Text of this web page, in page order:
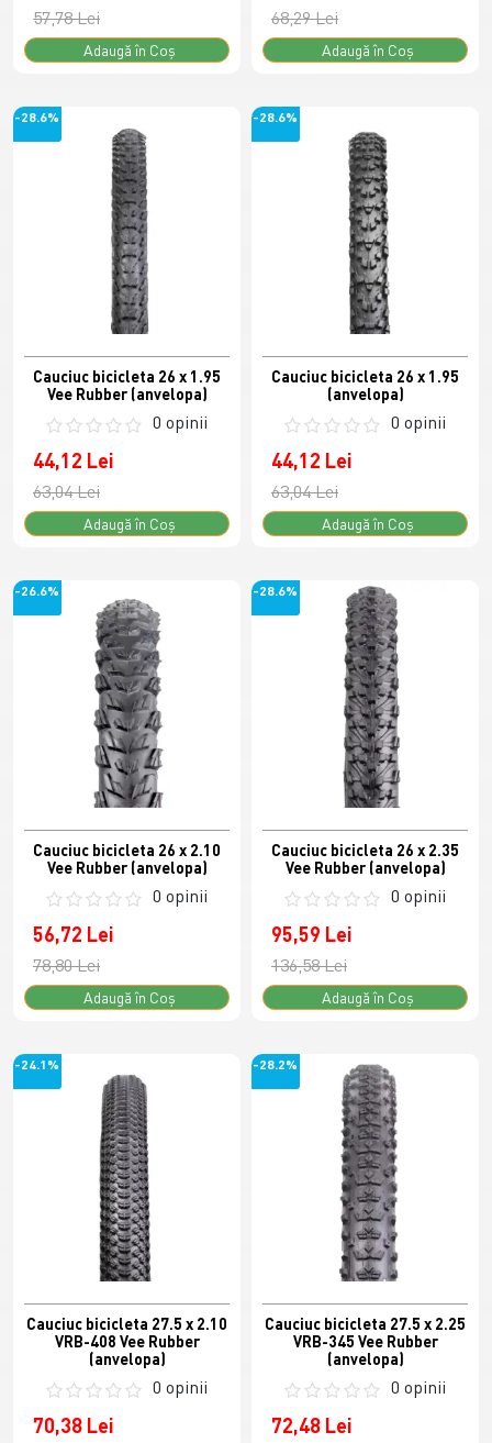
57,78 Lei
Adaugă în Coş
68,29 Lei
Adaugă în Coş
-28.6%
Cauciuc bicicleta 26 x 1.95
Vee Rubber (anvelopa)
0 opinii
44,12 Lei
63,04 Lei
Adaugă în Coş
-28.6%
Cauciuc bicicleta 26 x 1.95
(anvelopa)
0 opinii
44,12 Lei
63,04 Lei
Adaugă în Coş
-26.6%
Cauciuc bicicleta 26 x 2.10
Vee Rubber (anvelopa)
0 opinii
56,72 Lei
78,80 Lei
Adaugă în Coş
-28.6%
Cauciuc bicicleta 26 x 2.35
Vee Rubber (anvelopa)
0 opinii
95,59 Lei
136,58 Lei
Adaugă în Coş
-24.1%
Cauciuc bicicleta 27.5 x 2.10
VRB-408 Vee Rubber
(anvelopa)
0 opinii
70,38 Lei
-28.2%
Cauciuc bicicleta 27.5 x 2.25
VRB-345 Vee Rubber
(anvelopa)
0 opinii
72,48 Lei